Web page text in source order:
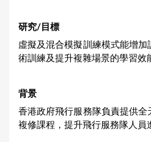
研究/目標
虛擬及混合模擬訓練模式能增
術訓練及提升複雜場景的學習效
背景
香港政府飛行服務隊負責提供
複修課程，提升飛行服務隊人員